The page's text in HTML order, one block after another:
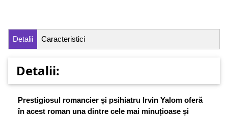
Detalii Caracteristici
Detalii:
Prestigiosul romancier și psihiatru Irvin Yalom oferă
în acest roman una dintre cele mai minuțioase și